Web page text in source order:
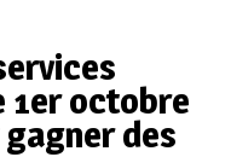
1er octobre
des